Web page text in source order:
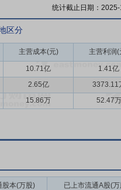
统计截止日期：
区分
主营成本(元) 主营利润(
10.71亿
1.41亿
2.65亿
3373.11
15.86万 52.47万
股本(万股) 已上市流通A股(